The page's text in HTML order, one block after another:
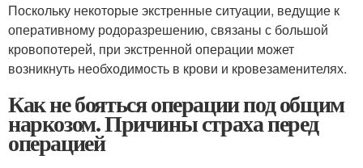
Поскольку некоторые экстренные ситуации, ведущие к
оперативному родоразрешению, связаны с большой
кровопотерей, при экстренной операции может
возникнуть необходимость в крови и кровезаменителях.
Как не бояться операции под общим
наркозом. Причины страха перед
операцией